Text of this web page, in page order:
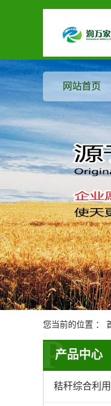
网站首页
您当前的位置 ：
产品中心
P
秸秆综合利